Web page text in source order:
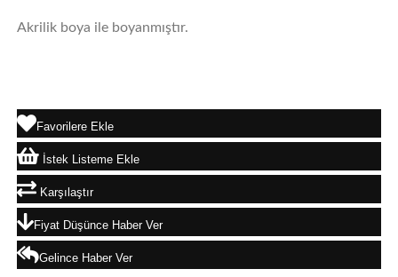
Akrilik boya ile boyanmıştır.
Favorilere Ekle
İstek Listeme Ekle
Karşılaştır
Fiyat Düşünce Haber Ver
Gelince Haber Ver